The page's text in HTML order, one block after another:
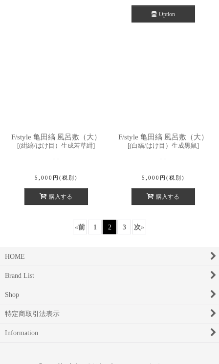
Option
F/style 亀田縞 風呂敷（大）
[(紺縞/はけ目）生成若草紺]
5,000 円 (税別)
購入する
F/style 亀田縞 風呂敷（大）
[(白縞/はけ目）生成黒鼠]
5,000 円 (税別)
購入する
«前 1 2 3 次»
HOME
Brand List
Shop
特定商取引法表示
Information